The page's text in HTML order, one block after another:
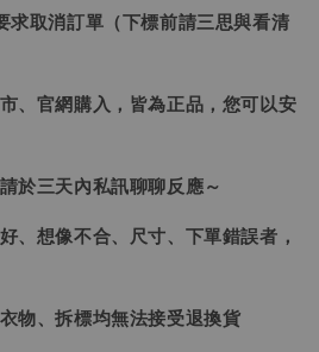
求取消訂單（下標前請三思與看清
、官網購入，皆為正品，您可以安
於三天內私訊聊聊反應～
、想像不合、尺寸、下單錯誤者，
物、拆標均無法接受退換貨